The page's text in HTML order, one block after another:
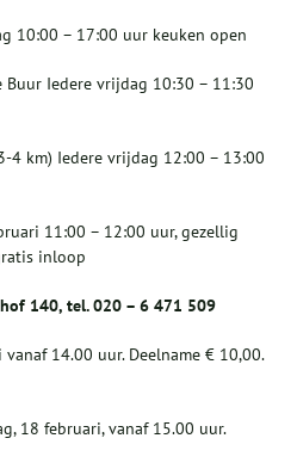
10:00 – 17:00 uur keuken open
Buur Iedere vrijdag 10:30 – 11:30
4 km) Iedere vrijdag 12:00 – 13:00
11:00 – 12:00 uur, gezellig
inloop
140, tel. 020 – 6 471 509
14.00 uur. Deelname € 10,00.
18 februari, vanaf 15.00 uur.